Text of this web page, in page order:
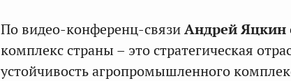
По видео-конференц-связиАндрей Яцкин
комплекс страны – это стратегическая
устойчивость агропромышленного